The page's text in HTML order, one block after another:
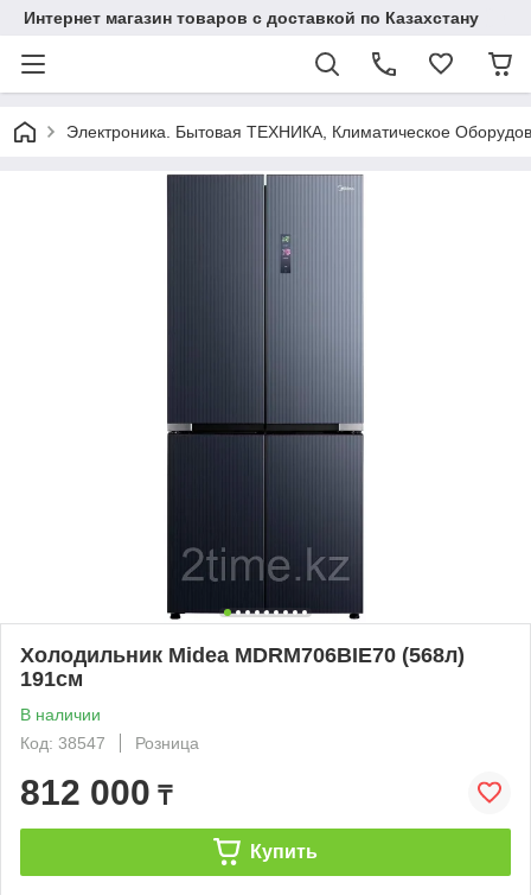
Интернет магазин товаров с доставкой по Казахстану
Электроника. Бытовая ТЕХНИКА, Климатическое
Холодильник Midea MDRM706BIE70 (568л)
191см
В наличии
Код: 38547
Розница
812 000 ₸
Купить